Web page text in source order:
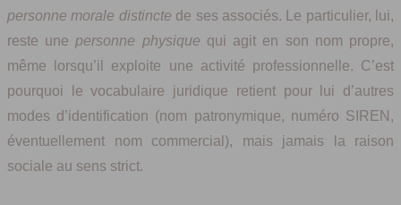
personne morale distincte de ses associés. Le particulier, lui,
reste unepersonne physique qui agit en son nom propre,
même lorsqu’il exploite une activité professionnelle. C’est
pourquoi le vocabulaire juridique retient pour lui d’autres
modes d’identification (nom patronymique, numéro SIREN,
éventuellement nom commercial), mais jamais la raison
sociale au sens strict.